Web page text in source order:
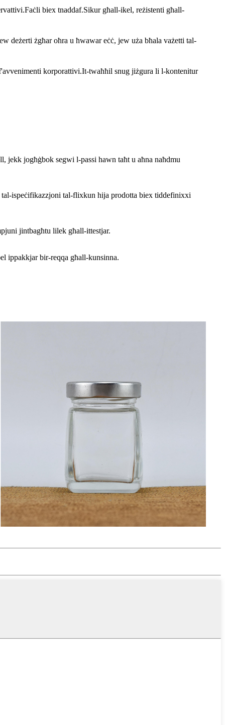
biex tnaddaf.Sikur għall-ikel, reżistenti għall-
deżerti żgħar oħra u ħwawar eċċ, jew uża bħala vażetti tal-
korporattivi.It-twaħħil snug jiżgura li l-kontenitur
jogħġbok segwi l-passi hawn taħt u aħna naħdmu
ispeċifikazzjoni tal-flixkun hija prodotta biex tiddefinixxi
jintbagħtu lilek għall-ittestjar.
ippakkjar bir-reqqa għall-kunsinna.